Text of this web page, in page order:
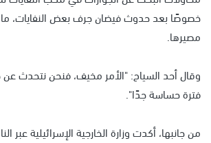
خصوصًا بعد حدوث فيضان جرف بعض النفايات،
مصيرها.
وقال أحد السياح: "الأمر مخيف، فنحن نتحدث عن
فترة حساسة جدًا".
من جانبها، أكدت وزارة الخارجية الإسرائيلية